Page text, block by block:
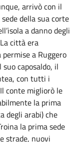
arrivò con il
della sua corte
a danno degli
città era
a Ruggero
caposaldo, il
con tutti i
conte migliorò le
la prima
degli arabi) che
la prima sede
strade, nuovi